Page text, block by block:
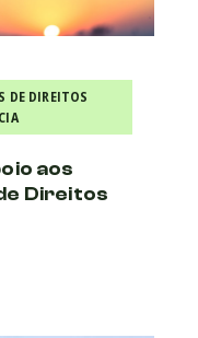
DE DIREITOS
aos
Direitos